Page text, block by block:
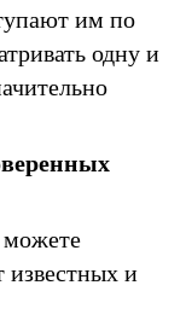
им по
одну и
известных и